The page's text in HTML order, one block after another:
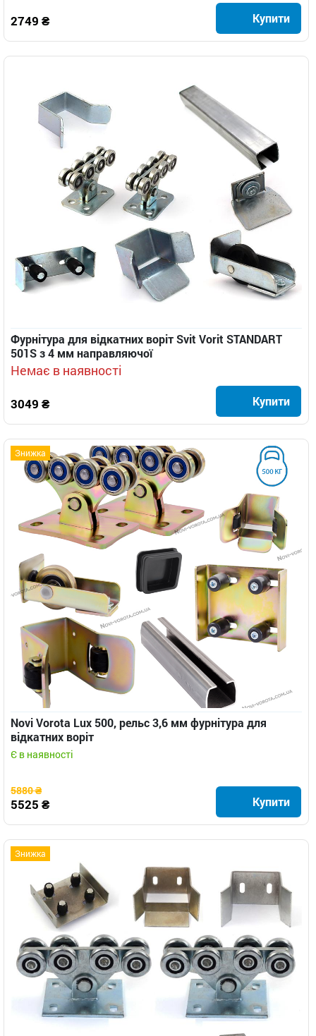
2749 ₴ Купити
Фурнітура для відкатних воріт Svit Vorit STANDART
501S з 4 мм направляючої
Немає в наявності
3049 ₴ Купити
Знижка
Novi Vorota Lux 500, рельс 3,6 мм фурнітура для
відкатних воріт
Є в наявності
5880 ₴
5525 ₴ Купити
Знижка